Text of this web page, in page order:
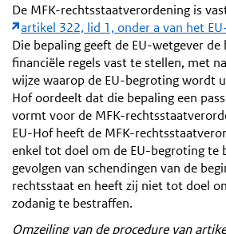
De MFK-rechtsstaatverordening is
artikel 322, lid 1, onder a van het
Die bepaling geeft de EU-wetgever de
financiële regels vast te stellen, met
wijze waarop de EU-begroting wordt
Hof oordeelt dat die bepaling een
vormt voor de MFK-
EU-Hof heeft de MFK-
enkel tot doel om de EU-begroting te
gevolgen van schendingen van de
rechtsstaat en heeft zij niet tot doel
zodanig te bestraffen.
Omzeiling van de procedure van